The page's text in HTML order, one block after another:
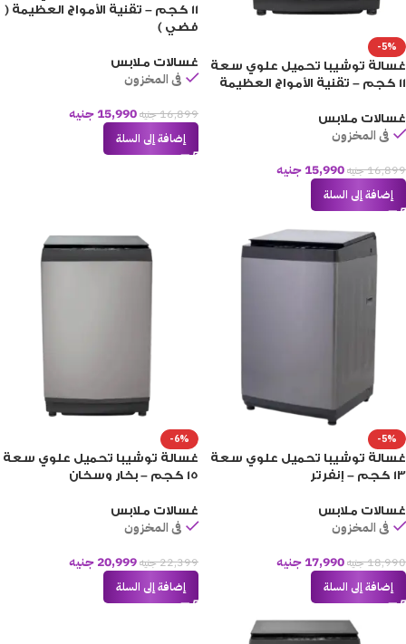
-5%
غسالة توشيبا تحميل علوي سعة
11 كجم – تقنية الأمواج العظيمة
غسالات ملابس
فى المخزون
16,899جنيه15,990جنيه
إضافة إلى السلة
11 كجم – تقنية الأمواج العظيمة (
فضي )
غسالات ملابس
فى المخزون
16,899جنيه15,990جنيه
إضافة إلى السلة
-5%
غسالة توشيبا تحميل علوي سعة
13 كجم – إنفرتر
غسالات ملابس
فى المخزون
18,990جنيه17,990جنيه
إضافة إلى السلة
-6%
غسالة توشيبا تحميل علوي سعة
15 كجم – بخار وسخان
غسالات ملابس
فى المخزون
22,399جنيه20,999جنيه
إضافة إلى السلة